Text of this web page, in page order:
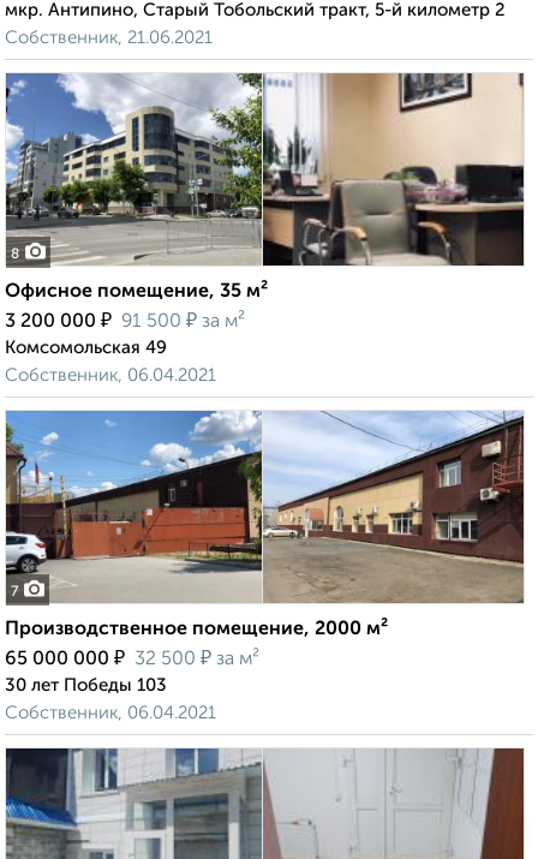
мкр. Антипино, Старый Тобольский тракт, 5-й километр 2
Собственник, 21.06.2021
8
Офисное помещение, 35 м²
3 200 000 ₽ 91 500 ₽ за м²
Комсомольская 49
Собственник, 06.04.2021
7
Производственное помещение, 2000 м²
65 000 000 ₽ 32 500 ₽ за м²
30 лет Победы 103
Собственник, 06.04.2021